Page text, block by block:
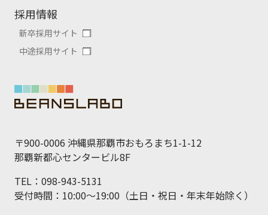
採用情報
新卒採用サイト
中途採用サイト
〒900-0006 沖縄県那覇市おもろまち1-1-12
那覇新都心センタービル8F
TEL：098-943-5131
受付時間：10:00～19:00（土日・祝日・年末年始除く）